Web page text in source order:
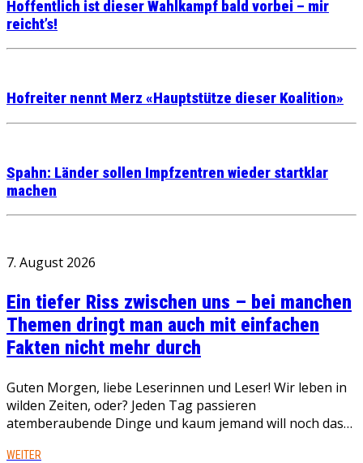
Hoffentlich ist dieser Wahlkampf bald vorbei – mir
reicht’s!
Hofreiter nennt Merz «Hauptstütze dieser Koalition»
Spahn: Länder sollen Impfzentren wieder startklar
machen
7. August 2026
Ein tiefer Riss zwischen uns – bei manchen
Themen dringt man auch mit einfachen
Fakten nicht mehr durch
Guten Morgen, liebe Leserinnen und Leser! Wir leben in
wilden Zeiten, oder? Jeden Tag passieren
atemberaubende Dinge und kaum jemand will noch das…
WEITER